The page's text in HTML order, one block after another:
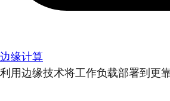
边缘计算
利用边缘技术将工作负载部署到更